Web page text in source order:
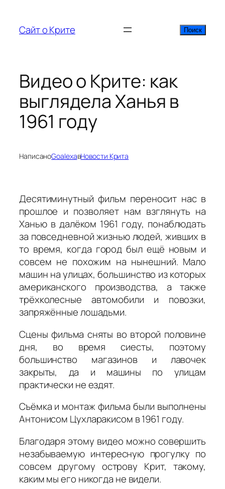
содержимому
Сайт о Крите Поиск
Поиск
Видео о Крите: как
выглядела Ханья в
1961 году
НаписаноGoalexaвНовости Крита
Десятиминутный фильм переносит нас в
прошлое и позволяет нам взглянуть на
Ханью в далёком 1961 году, понаблюдать
за повседневной жизнью людей, живших в
то время, когда город был ещё новым и
совсем не похожим на нынешний. Мало
машин на улицах, большинство из которых
американского производства, а также
трёхколесные автомобили и повозки,
запряжённые лошадьми.
Сцены фильма сняты во второй половине
дня, во время сиесты, поэтому
большинство магазинов и лавочек
закрыты, да и машины по улицам
практически не ездят.
Съёмка и монтаж фильма были выполнены
Антонисом Цухларакисом в 1961 году.
Благодаря этому видео можно совершить
незабываемую интересную прогулку по
совсем другому острову Крит, такому,
каким мы его никогда не видели.